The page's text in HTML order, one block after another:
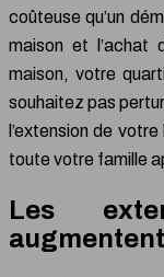
coûteuse qu’un
maison et l’achat
maison, votre
souhaitez pas
l’extension de
toute votre famille
Les